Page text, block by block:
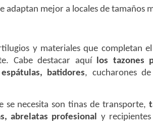
adaptan mejor a locales de tamaños
y materiales que completan
Cabe destacar aquí los tazones
batidores, cucharones
se necesita son tinas de transporte,
abrelatas profesional y